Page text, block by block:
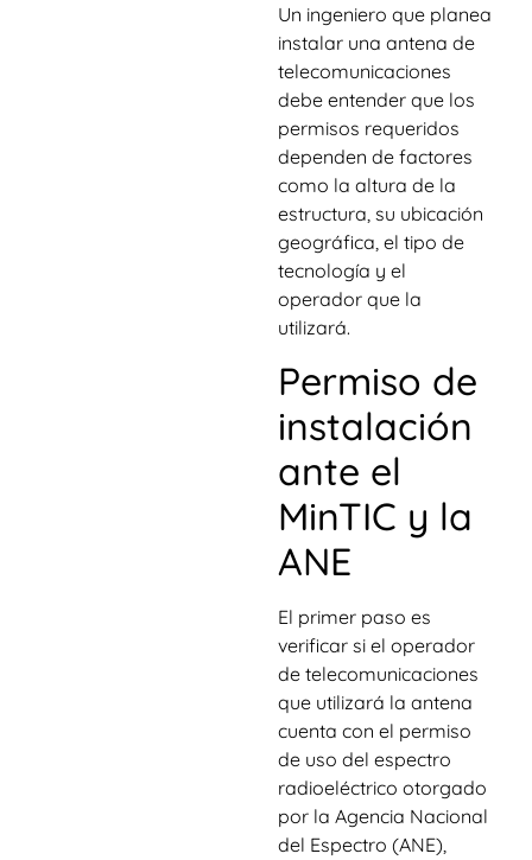
Un ingeniero que planea
instalar una antena de
telecomunicaciones
debe entender que los
permisos requeridos
dependen de factores
como la altura de la
estructura, su ubicación
geográfica, el tipo de
tecnología y el
operador que la
utilizará.
Permiso de
instalación
ante el
MinTIC y la
ANE
El primer paso es
verificar si el operador
de telecomunicaciones
que utilizará la antena
cuenta con el permiso
de uso del espectro
radioeléctrico otorgado
por la Agencia Nacional
del Espectro (ANE),